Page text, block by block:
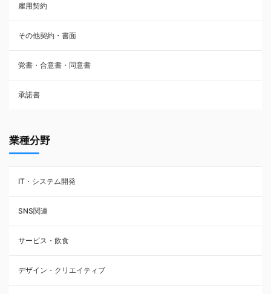
株主総会議事録・関連書類
請負契約
フランチャイズ契約
賃貸借契約
雇用契約
その他契約・書面
覚書・合意書・同意書
承諾書
業種分野
IT・システム開発
SNS関連
サービス・飲食
デザイン・クリエイティブ